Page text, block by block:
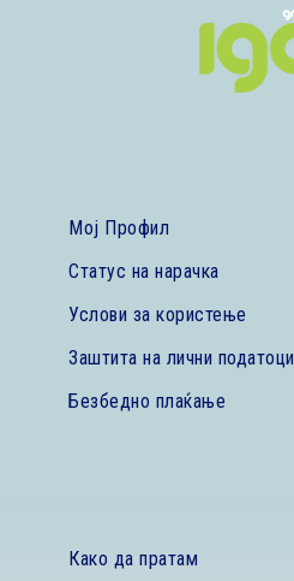
Мој Профил
Статус на нарачка
Услови за користење
Заштита на лични податоци
Безбедно плаќање
Како да пратам